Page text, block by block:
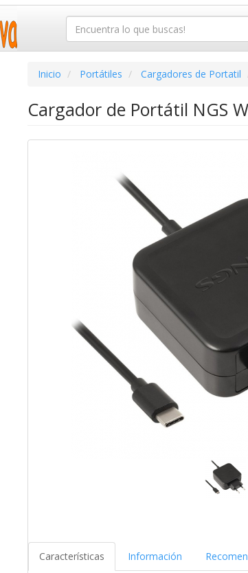
Inicio Portátiles Cargadores de Portatil
Cargador de Portátil NGS
Características Información